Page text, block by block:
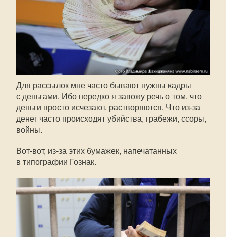
Для рассылок мне часто бывают нужны кадры
с деньгами. Ибо нередко я завожу речь о том, что
деньги просто исчезают, растворяются. Что из-за
денег часто происходят убийства, грабежи, ссоры,
войны.
Вот-вот, из-за этих бумажек, напечатанных
в типографии Гознак.